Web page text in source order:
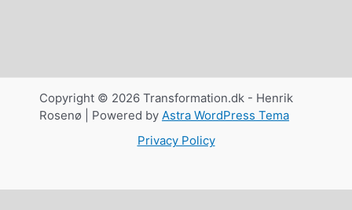
Copyright © 2026 Transformation.dk - Henrik
Rosenø | Powered by Astra WordPress Tema
Privacy Policy